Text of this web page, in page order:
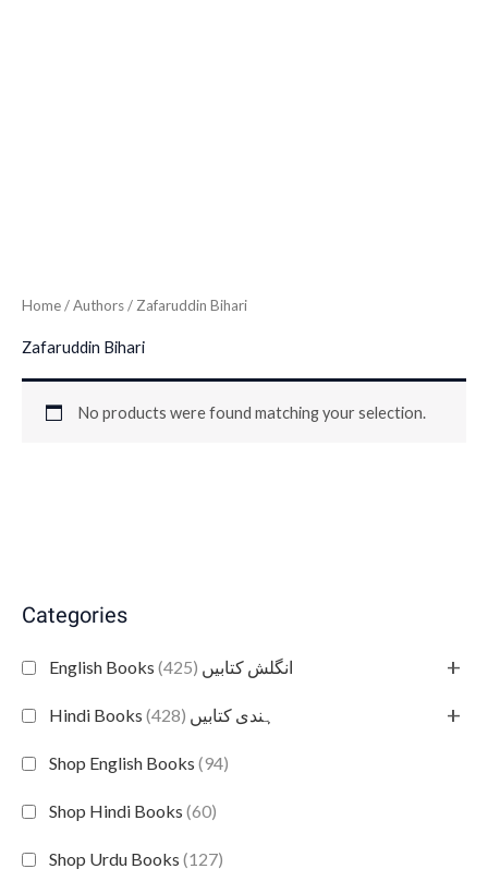
Categories
English Books انگلش کتابیں (425) +
Hindi Books ہندی کتابیں (428) +
Shop English Books (94)
Shop Hindi Books (60)
Shop Urdu Books (127)
Home/ Authors / Zafaruddin Bihari
Zafaruddin Bihari
No products were found matching your selection.